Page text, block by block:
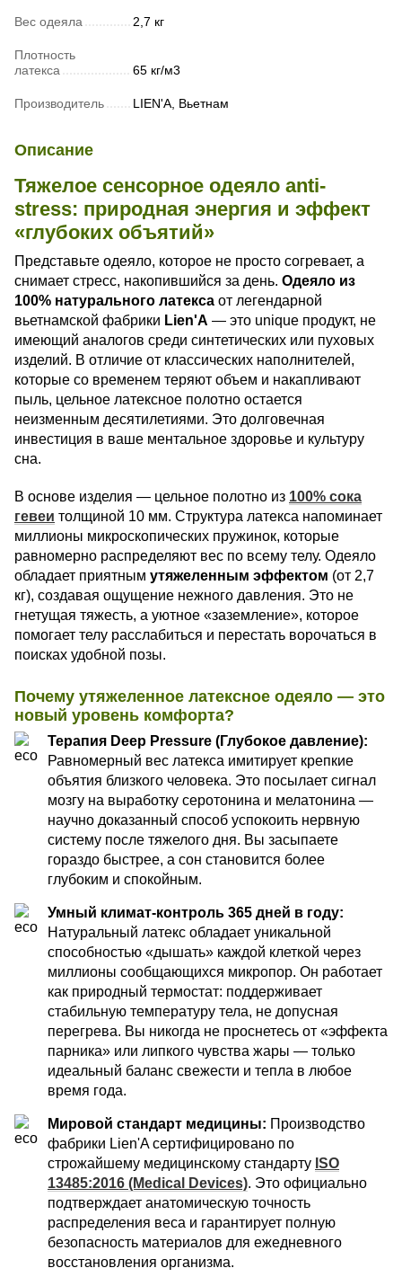
Вес одеяла 2,7 кг
Плотность
латекса
65 кг/м3
Производитель LIEN'A, Вьетнам
Описание
Тяжелое сенсорное одеяло anti-
stress: природная энергия и эффект
«глубоких объятий»
Представьте одеяло, которое не просто согревает, а
снимает стресс, накопившийся за день. Одеяло из
100% натурального латекса от легендарной
вьетнамской фабрики Lien'A — это unique продукт, не
имеющий аналогов среди синтетических или пуховых
изделий. В отличие от классических наполнителей,
которые со временем теряют объем и накапливают
пыль, цельное латексное полотно остается
неизменным десятилетиями. Это долговечная
инвестиция в ваше ментальное здоровье и культуру
сна.
В основе изделия — цельное полотно из 100% сока
гевеи толщиной 10 мм. Структура латекса напоминает
миллионы микроскопических пружинок, которые
равномерно распределяют вес по всему телу. Одеяло
обладает приятным утяжеленным эффектом (от 2,7
кг), создавая ощущение нежного давления. Это не
гнетущая тяжесть, а уютное «заземление», которое
помогает телу расслабиться и перестать ворочаться в
поисках удобной позы.
Почему утяжеленное латексное одеяло — это
новый уровень комфорта?
Терапия Deep Pressure (Глубокое давление):
Равномерный вес латекса имитирует крепкие
объятия близкого человека. Это посылает сигнал
мозгу на выработку серотонина и мелатонина —
научно доказанный способ успокоить нервную
систему после тяжелого дня. Вы засыпаете
гораздо быстрее, а сон становится более
глубоким и спокойным.
Умный климат-контроль 365 дней в году:
Натуральный латекс обладает уникальной
способностью «дышать» каждой клеткой через
миллионы сообщающихся микропор. Он работает
как природный термостат: поддерживает
стабильную температуру тела, не допусная
перегрева. Вы никогда не проснетесь от «эффекта
парника» или липкого чувства жары — только
идеальный баланс свежести и тепла в любое
время года.
Мировой стандарт медицины: Производство
фабрики Lien'A сертифицировано по
строжайшему медицинскому стандарту ISO
13485:2016 (Medical Devices). Это официально
подтверждает анатомическую точность
распределения веса и гарантирует полную
безопасность материалов для ежедневного
восстановления организма.